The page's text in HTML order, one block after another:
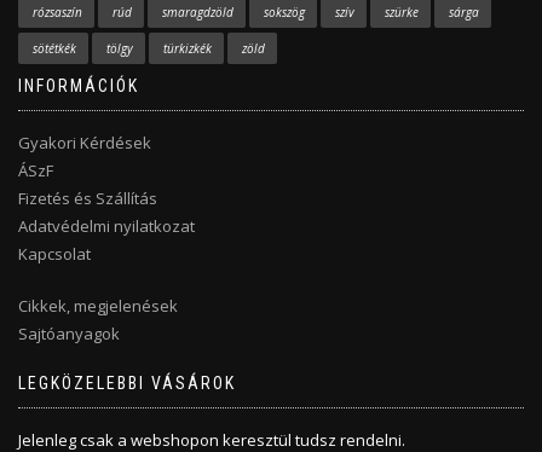
rózsaszín rúd smaragdzöld sokszög szív szürke sárga
sötétkék tölgy türkizkék zöld
INFORMÁCIÓK
Gyakori Kérdések
ÁSzF
Fizetés és Szállítás
Adatvédelmi nyilatkozat
Kapcsolat
Cikkek, megjelenések
Sajtóanyagok
LEGKÖZELEBBI VÁSÁROK
Jelenleg csak a webshopon keresztül tudsz rendelni.